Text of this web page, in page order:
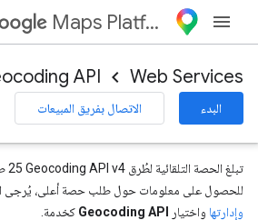
Maps Platform
Web Services
API
البدء الاتصال بفريق المبيعات
للحصول على معلومات حول طلب حصة أعلى، يُرجى
وإدارتها واختيار Geocoding API كخدمة.